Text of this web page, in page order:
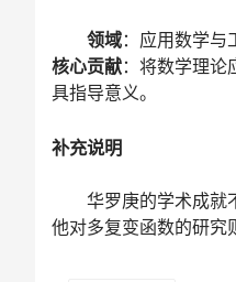
领域：应用数学与
核心贡献：将数学理
具指导意义。
补充说明
华罗庚的学术成就
他对多复变函数的研究